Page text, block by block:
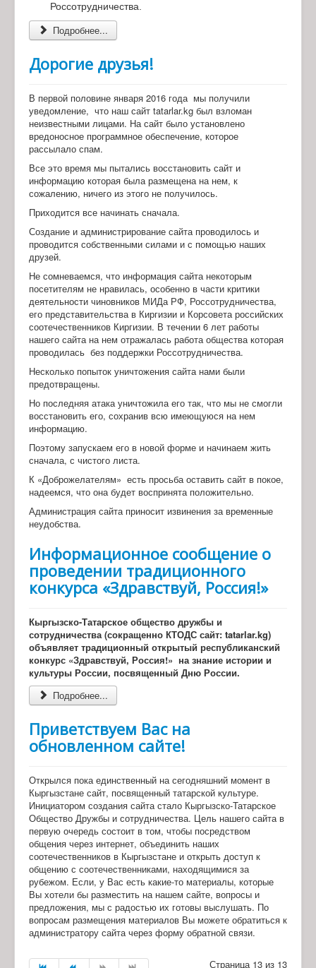
Россотрудничества.
Подробнее...
Дорогие друзья!
В первой половине января 2016 года мы получили
уведомление, что наш сайт tatarlar.kg был взломан
неизвестными лицами. На сайт было установлено
вредоносное программное обеспечение, которое
рассылало спам.
Все это время мы пытались восстановить сайт и
информацию которая была размещена на нем, к
сожалению, ничего из этого не получилось.
Приходится все начинать сначала.
Создание и администрирование сайта проводилось и
проводится собственными силами и с помощью наших
друзей.
Не сомневаемся, что информация сайта некоторым
посетителям не нравилась, особенно в части критики
деятельности чиновников МИДа РФ, Россотрудничества,
его представительства в Киргизии и Корсовета российских
соотечественников Киргизии. В течении 6 лет работы
нашего сайта на нем отражалась работа общества которая
проводилась без поддержки Россотрудничества.
Несколько попыток уничтожения сайта нами были
предотвращены.
Но последняя атака уничтожила его так, что мы не смогли
восстановить его, сохранив всю имеющуюся на нем
информацию.
Поэтому запускаем его в новой форме и начинаем жить
сначала, с чистого листа.
К «Доброжелателям» есть просьба оставить сайт в покое,
надеемся, что она будет воспринята положительно.
Администрация сайта приносит извинения за временные
неудобства.
Информационное сообщение о
проведении традиционного
конкурса «Здравствуй, Россия!»
Кыргызско-Татарское общество дружбы и
сотрудничества (сокращенно КТОДС сайт: tatarlar.kg)
объявляет традиционный открытый республиканский
конкурс «Здравствуй, Россия!» на знание истории и
культуры России, посвященный Дню России.
Подробнее...
Приветствуем Вас на
обновленном сайте!
Открылся пока единственный на сегодняшний момент в
Кыргызстане сайт, посвященный татарской культуре.
Инициатором создания сайта стало Кыргызско-Татарское
Общество Дружбы и сотрудничества. Цель нашего сайта в
первую очередь состоит в том, чтобы посредством
общения через интернет, объединить наших
соотечественников в Кыргызстане и открыть доступ к
общению с соотечественниками, находящимися за
рубежом. Если, у Вас есть какие-то материалы, которые
Вы хотели бы разместить на нашем сайте, вопросы и
предложения, мы с радостью их готовы выслушать. По
вопросам размещения материалов Вы можете обратиться к
администратору сайта через форму обратной связи.
Страница 13 из 13